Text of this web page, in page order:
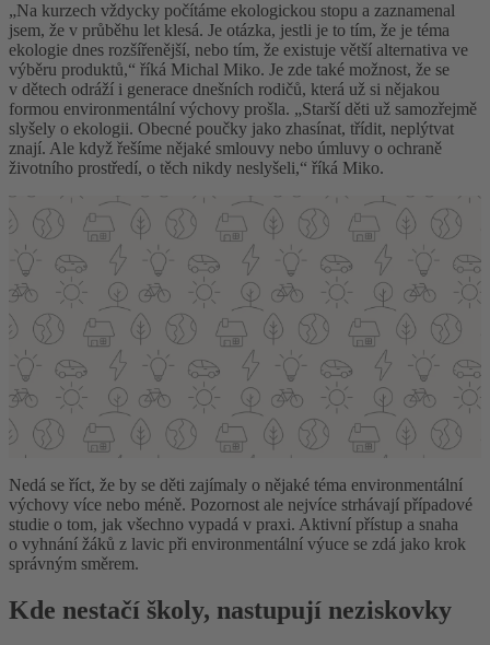
„Na kurzech vždycky počítáme ekologickou stopu a zaznamenal
jsem, že v průběhu let klesá. Je otázka, jestli je to tím, že je téma
ekologie dnes rozšířenější, nebo tím, že existuje větší alternativa ve
výběru produktů,“ říká Michal Miko. Je zde také možnost, že se
v dětech odráží i generace dnešních rodičů, která už si nějakou
formou environmentální výchovy prošla. „Starší děti už samozřejmě
slyšely o ekologii. Obecné poučky jako zhasínat, třídit, neplýtvat
znají. Ale když řešíme nějaké smlouvy nebo úmluvy o ochraně
životního prostředí, o těch nikdy neslyšeli,“ říká Miko.
Nedá se říct, že by se děti zajímaly o nějaké téma environmentální
výchovy více nebo méně. Pozornost ale nejvíce strhávají případové
studie o tom, jak všechno vypadá v praxi. Aktivní přístup a snaha
o vyhnání žáků z lavic při environmentální výuce se zdá jako krok
správným směrem.
Kde nestačí školy, nastupují neziskovky